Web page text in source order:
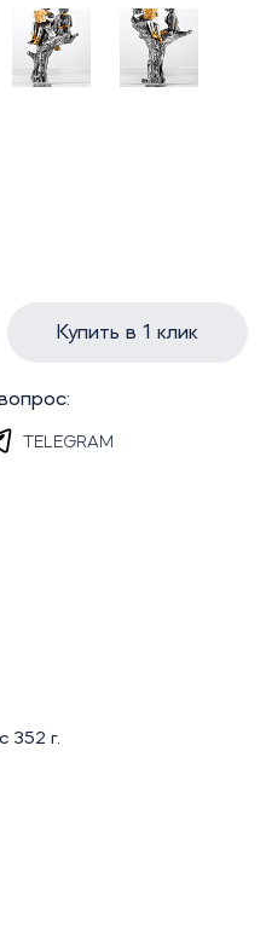
Купить в 1 клик
TELEGRAM
352 г.